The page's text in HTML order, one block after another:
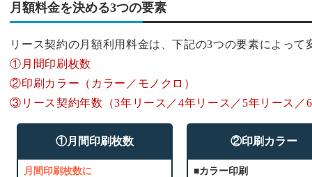
月額料金を決める3つの要素
リース契約の月額利用料金は、下記の3つの要素によって
①月間印刷枚数
②印刷カラー（カラー／モノクロ）
③リース契約年数（3年リース／4年リース／5年リース／
①月間印刷枚数
月間印刷枚数に
②印刷カラー
■カラー印刷